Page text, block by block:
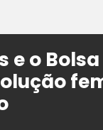
e o